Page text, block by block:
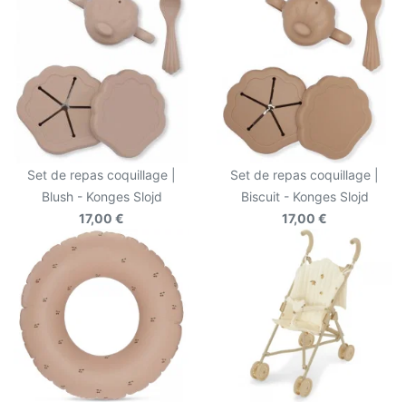
Set de repas coquillage |
Blush - Konges Slojd
17,00 €
Set de repas coquillage |
Biscuit - Konges Slojd
17,00 €